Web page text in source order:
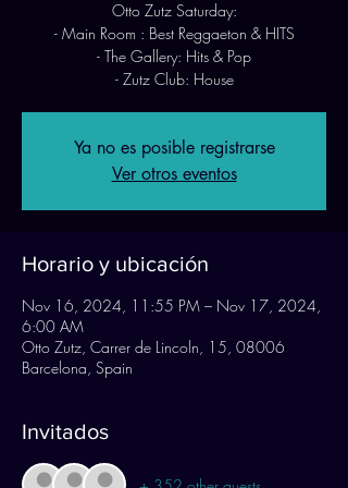
Otto Zutz Saturday:
- Main Room : Best Reggaeton & HITS
- The Gallery: Hits & Pop
- Zutz Club: House
Ya no es posible registrarse
Ver otros eventos
Horario y ubicación
Nov 16, 2024, 11:55 PM – Nov 17, 2024,
6:00 AM
Otto Zutz, Carrer de Lincoln, 15, 08006
Barcelona, Spain
Invitados